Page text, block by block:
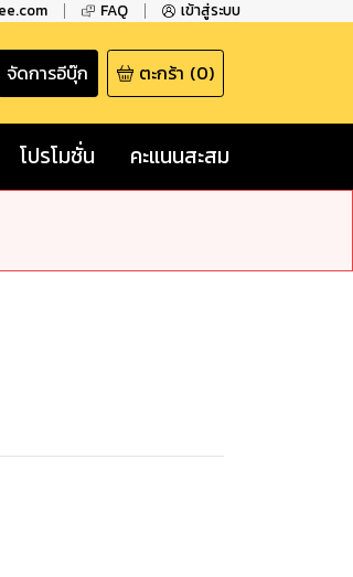
FAQ เข้าสู่ระบบ
จัดการอีบุ๊ก ตะกร้า (0)
โปรโมชั่น คะแนนสะสม